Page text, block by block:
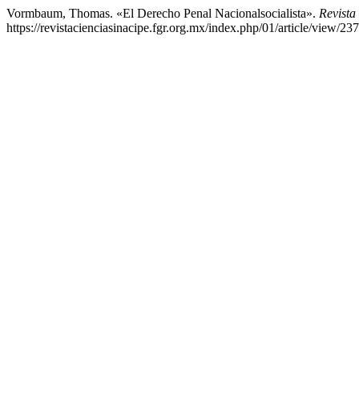
Vormbaum, Thomas. «El Derecho Penal Nacionalsocialista».
https://revistacienciasinacipe.fgr.org.mx/index.php/01/article/view/